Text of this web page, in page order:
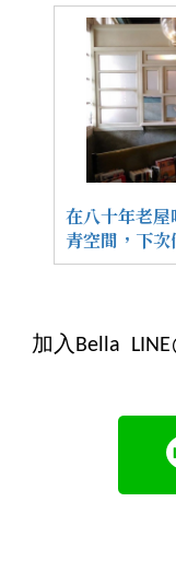
在八十年老
青空間，下
加入Bella